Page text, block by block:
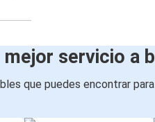
mejor servicio a
que puedes encontrar